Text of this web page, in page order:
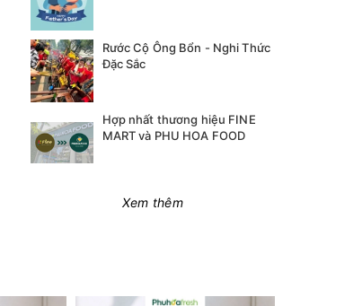
Rước Cộ Ông Bổn - Nghi Thức
Đặc Sắc
Hợp nhất thương hiệu FINE
MART và PHU HOA FOOD
Xem thêm